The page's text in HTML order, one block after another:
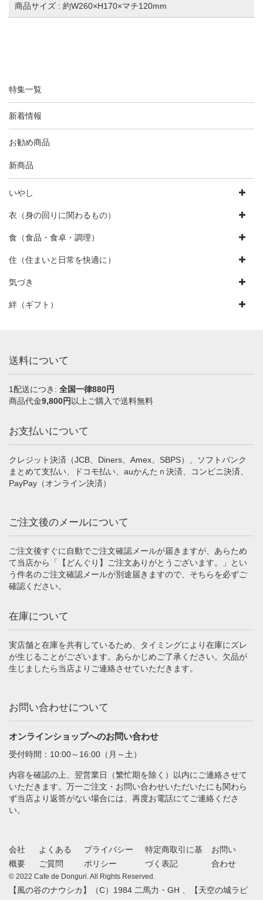
商品サイズ : 約W260×H170×マチ120mm
特集一覧
新着情報
お勧め商品
新商品
いやし
衣（身の回りに関わるもの）
食（食品・食卓・調理）
住（住まいと日常を快適に）
気づき
絆（ギフト）
送料について
1配送につき: 全国一律880円
商品代金9,800円 以上ご購入で送料無料
お支払いについて
クレジット決済（JCB、Diners、Amex、SBPS）、ソフトバンク
まとめて支払い、ドコモ払い、auかんたｎ決済、コンビニ決済、
PayPay（オンライン決済）
ご注文後のメールについて
ご注文後すぐに自動でご注文確認メールが届きますが、あらため
て当店から「【どんぐり】ご注文ありがとうございます。」とい
う件名のご注文確認メールが別途届きますので、そちらを必ずご
確認ください。
在庫について
実店舗と在庫を共有しているため、タイミングにより在庫にズレ
が生じることがございます。あらかじめご了承ください。欠品が
生じましたら当店よりご連絡させていただきます。
お問い合わせについて
オンラインショップへのお問い合わせ
受付時間：10:00～16:00（月～土）
内容を確認の上、翌営業日（繁忙期を除く）以内にご連絡させて
いただきます。万一ご注文・お問い合わせいただいたにも関わら
ず当店より返答がない場合には、再度お電話にてご連絡くださ
い。
会社
概要
よくある
ご質問
プライバシー
ポリシー
特定商取引に基
づく表記
お問い
合わせ
© 2022 Cafe de Donguri. All Rights Reserved.
【風の谷のナウシカ】（C）1984 二馬力・GH 、【天空の城ラピ